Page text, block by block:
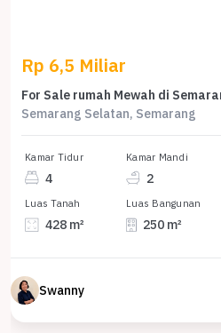
Rp 6,5 Miliar
Semarang Selatan, Semarang
Kamar Tidur
4
Kamar Mandi
2
Luas Tanah
428 m²
Luas Bangunan
250 m²
Swanny